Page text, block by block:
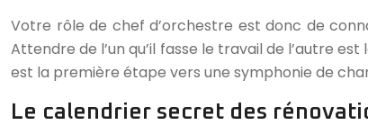
Votre rôle de chef d’orchestre est donc de
Attendre de l’un qu’il fasse le travail de l’autre
est la première étape vers une symphonie de
Le calendrier secret des